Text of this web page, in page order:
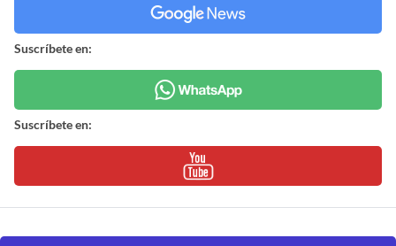
Suscríbete en:
Suscríbete en: